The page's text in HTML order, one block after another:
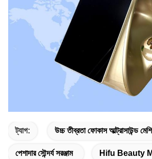
ট্যাগ: উচ্চ তীব্রতা ফোকাস আল্ট্রাসাউন্ড
পেশাদার সৌন্দর্য সরঞ্জাম Hifu Beauty